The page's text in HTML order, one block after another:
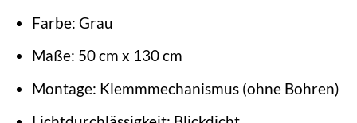
Farbe: Grau
Maße: 50 cm x 130 cm
Montage: Klemmmechanismus (ohne Bohren)